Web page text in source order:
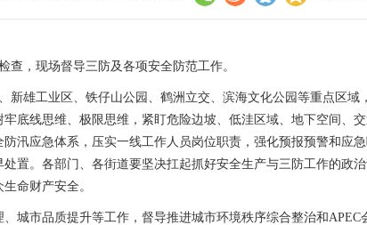
，现场督导三防及各项安全防范工作。
雄工业区、铁仔山公园、鹤洲立交、滨海文化公园等重点区域
底线思维、极限思维，紧盯危险边坡、低洼区域、地下空间、
汛应急体系，压实一线工作人员岗位职责，强化预报预警和应
置。各部门、各街道要坚决扛起抓好安全生产与三防工作的政
命财产安全。
市品质提升等工作，督导推进城市环境秩序综合整治和APEC